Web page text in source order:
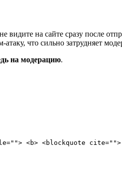
видите на сайте сразу после
что сильно затрудняет
на модерацию.
<b> <blockquote cite="">